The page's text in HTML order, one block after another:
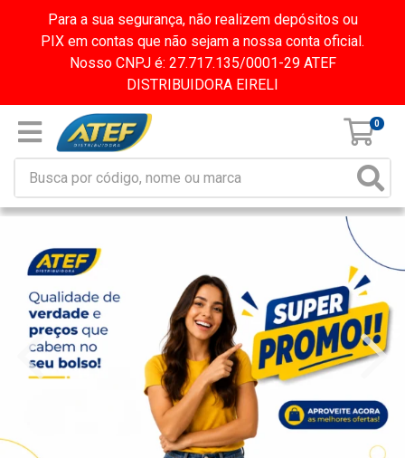
Para a sua segurança, não realizem depósitos ou
PIX em contas que não sejam a nossa conta oficial.
Nosso CNPJ é: 27.717.135/0001-29 ATEF
DISTRIBUIDORA EIRELI
0